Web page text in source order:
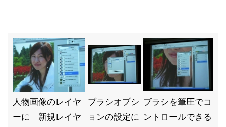
人物画像のレイヤ
ーに「新規レイヤ
ブラシオプシ
ョンの設定に
ブラシを筆圧でコ
ントロールできる